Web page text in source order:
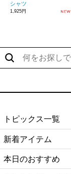
シャツ
1,925円
トピックス一覧
新着アイテム
本日のおすすめ